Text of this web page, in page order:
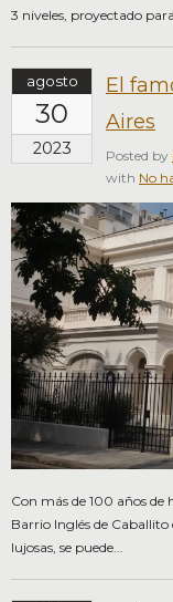
3 niveles, proyectado
agosto
30
2023
El
Aires
Posted by
with No
Con más de 100 años de
Barrio Inglés de
lujosas, se puede...